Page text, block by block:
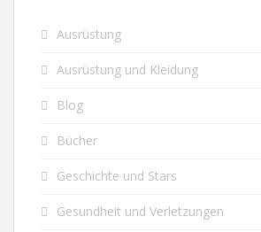
Ausrüstung
Ausrüstung und Kleidung
Blog
Bücher
Geschichte und Stars
Gesundheit und Verletzungen